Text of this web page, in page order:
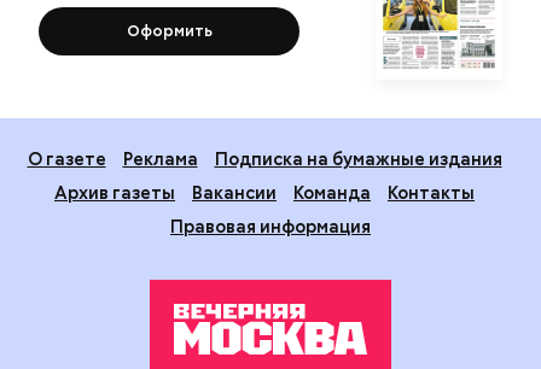
Оформить
О газете Реклама
Подписка на бумажные издания
Архив газеты
Вакансии Команда
Контакты
Правовая информация